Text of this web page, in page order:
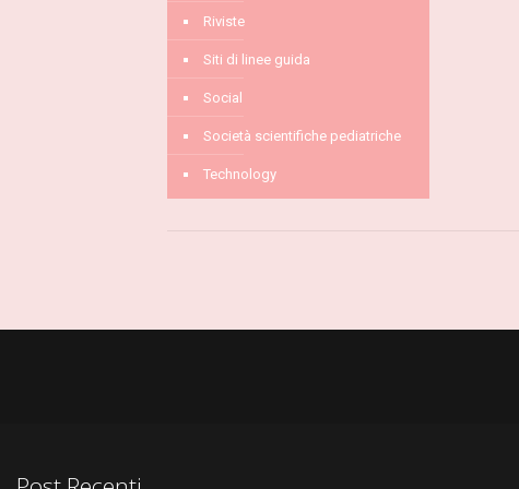
Riviste
Siti di linee guida
Social
Società scientifiche pediatriche
Technology